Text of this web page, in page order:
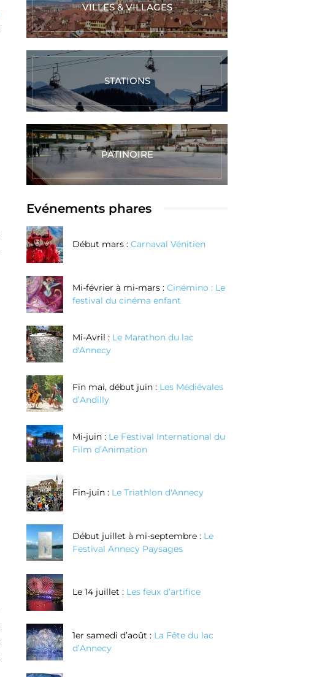
VILLES & VILLAGES
STATIONS
PATINOIRE
Evénements phares
Début mars : Carnaval Vénitien
Mi-février à mi-mars : Cinémino : Le
festival du cinéma enfant
Mi-Avril : Le Marathon du lac
d'Annecy
Fin mai, début juin : Les Médiévales
d’Andilly
Mi-juin : Le Festival International du
Film d’Animation
Fin-juin : Le Triathlon d'Annecy
Début juillet à mi-septembre : Le
Festival Annecy Paysages
Le 14 juillet : Les feux d’artifice
1er samedi d’août : La Fête du lac
d’Annecy